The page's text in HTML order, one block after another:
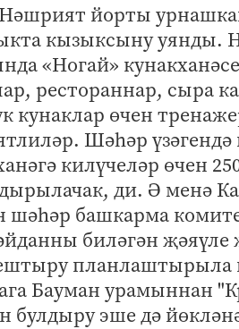
йорты
кызыксыну уянды.
«Ногай»
рестораннар, сыра
кунаклар өчен
Шәһәр
килүчеләр өчен
ди. Ә менә
шәһәр башкарма
биләгән җәяүле
планлаштырыла
Бауман урамыннан
булдыру эше дә